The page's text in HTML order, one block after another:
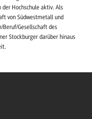
Hochschule aktiv. Als
von Südwestmetall und
Beruf/Gesellschaft des
Stockburger darüber hinaus